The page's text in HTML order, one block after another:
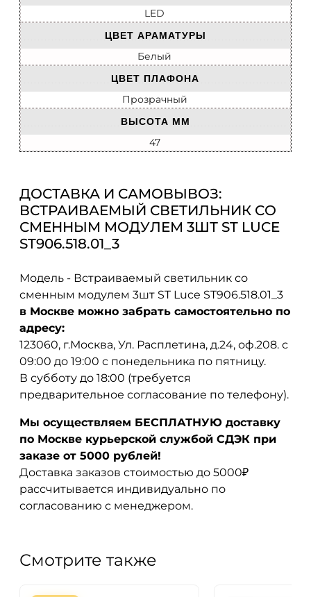
LED
ЦВЕТ АРАМАТУРЫ
Белый
ЦВЕТ ПЛАФОНА
Прозрачный
ВЫСОТА ММ
47
ДОСТАВКА И САМОВЫВОЗ:
ВСТРАИВАЕМЫЙ СВЕТИЛЬНИК СО
СМЕННЫМ МОДУЛЕМ 3ШТ ST LUCE
ST906.518.01_3
Модель - Встраиваемый светильник со
сменным модулем 3шт ST Luce ST906.518.01_3
в Москве можно забрать самостоятельно по
адресу:
123060, г.Москва, Ул. Расплетина, д.24, оф.208. с
09:00 до 19:00 с понедельника по пятницу.
В субботу до 18:00 (требуется
предварительное согласование по телефону).
Мы осуществляем БЕСПЛАТНУЮ доставку
по Москве курьерской службой СДЭК при
заказе от 5000 рублей!
Доставка заказов стоимостью до 5000₽
рассчитывается индивидуально по
согласованию с менеджером.
Смотрите также